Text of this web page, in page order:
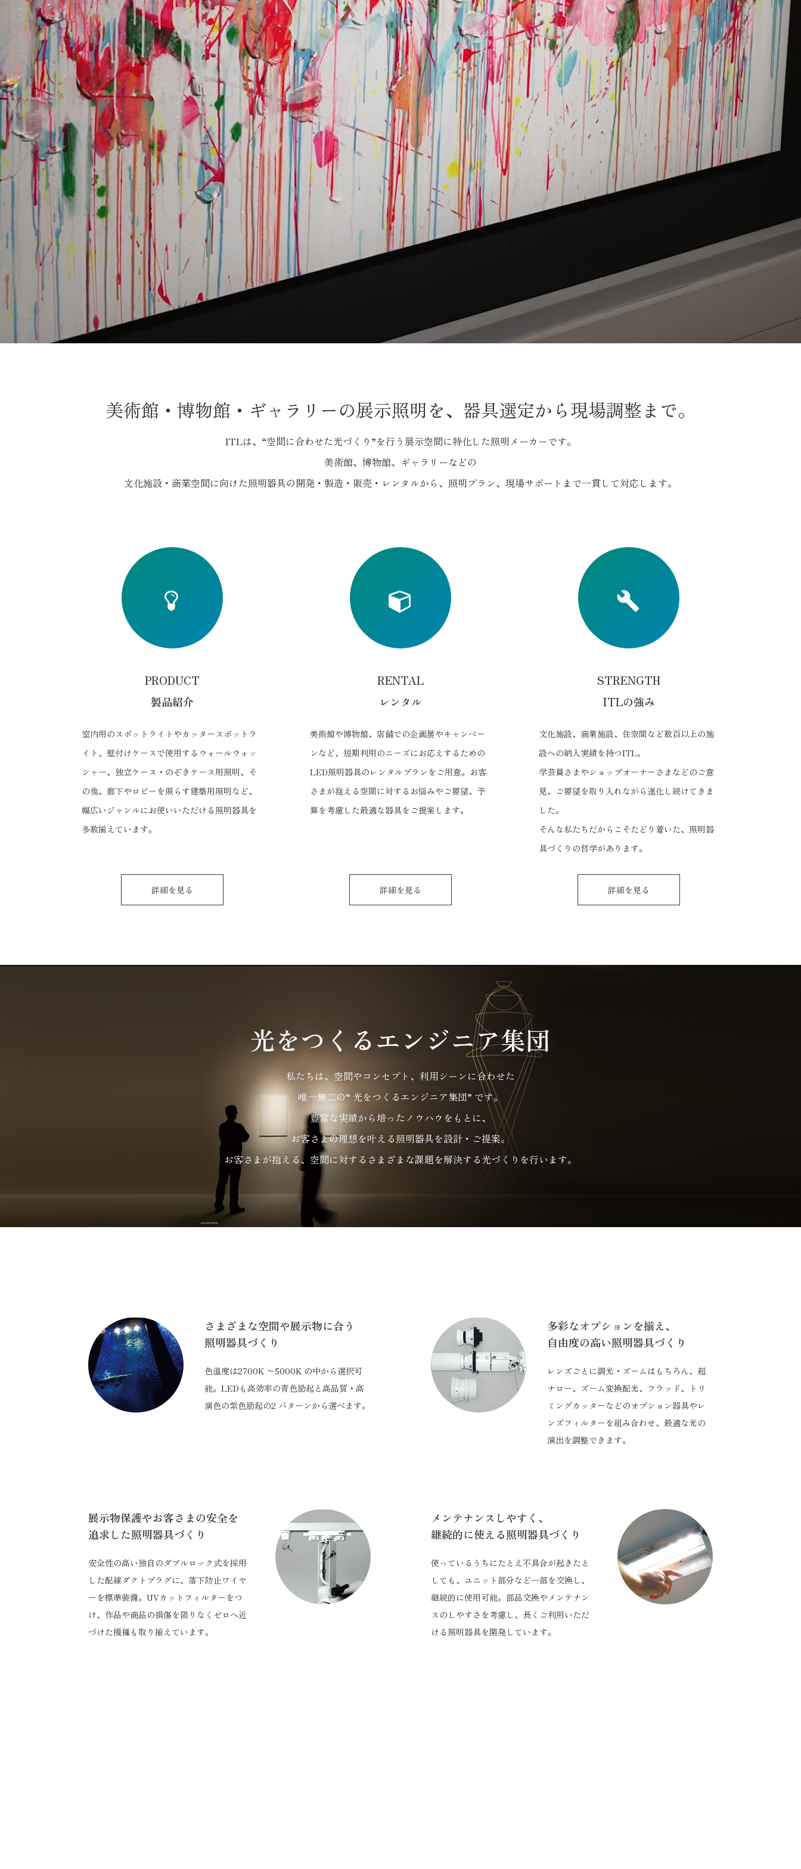
美術館・博物館・ギャラリーの展示照明を、器具選定から現場調整まで。
ITLは、“空間に合わせた光づくり”を行う展示空間に特化した照明メーカーです。
美術館、博物館、ギャラリーなどの
文化施設・商業空間に向けた照明器具の開発・製造・販売・レンタルから、照明プラン、現場サポートまで一貫して対応します。
PRODUCT
製品紹介
室内用のスポットライトやカッタースポットラ
イト、壁付けケースで使用するウォールウォッ
シャー、独立ケース・のぞきケース用照明、そ
の他、廊下やロビーを照らす建築用照明など、
幅広いジャンルにお使いいただける照明器具を
多数揃えています。
詳細を見る
RENTAL
レンタル
美術館や博物館、店舗での企画展やキャンペー
ンなど、短期利用のニーズにお応えするための
LED照明器具のレンタルプランをご用意。お客
さまが抱える空間に対するお悩みやご要望、予
算を考慮した最適な器具をご提案します。
詳細を見る
STRENGTH
ITLの強み
文化施設、商業施設、住空間など数百以上の施
設への納入実績を持つITL。
学芸員さまやショップオーナーさまなどのご意
見、ご要望を取り入れながら進化し続けてきま
した。
そんな私たちだからこそたどり着いた、照明器
具づくりの哲学があります。
詳細を見る
光をつくるエンジニア集団
私たちは、空間やコンセプト、利用シーンに合わせた
唯一無二の“ 光をつくるエンジニア集団” です。
豊富な実績から培ったノウハウをもとに、
お客さまの理想を叶える照明器具を設計・ご提案。
お客さまが抱える、空間に対するさまざまな課題を解決する光づくりを行います。
さまざまな空間や展示物に合う
照明器具づくり
色温度は2700K 〜5000K の中から選択可
能。LEDも高効率の青色励起と高品質・高
演色の紫色励起の2 パターンから選べます。
多彩なオプションを揃え、
自由度の高い照明器具づくり
レンズごとに調光・ズームはもちろん、超
ナロー、ズーム変換配光、フラッド、トリ
ミングカッターなどのオプション器具やレ
ンズフィルターを組み合わせ、最適な光の
演出を調整できます。
展示物保護やお客さまの安全を
追求した照明器具づくり
安全性の高い独自のダブルロック式を採用
した配線ダクトプラグに、落下防止ワイヤ
ーを標準装備。UVカットフィルターをつ
け、作品や商品の損傷を限りなくゼロへ近
づけた機種も取り揃えています。
メンテナンスしやすく、
継続的に使える照明器具づくり
使っているうちにたとえ不具合が起きたと
しても、ユニット部分など一部を交換し、
継続的に使用可能。部品交換やメンテナン
スのしやすさを考慮し、長くご利用いただ
ける照明器具を開発しています。